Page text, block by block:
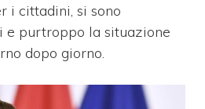
i cittadini, si sono
e purtroppo la situazione
dopo giorno.